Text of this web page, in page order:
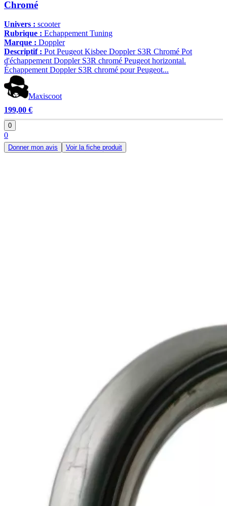
Chromé
Univers : scooter
Rubrique : Echappement Tuning
Marque : Doppler
Descriptif : Pot Peugeot Kisbee Doppler S3R Chromé Pot
d'échappement Doppler S3R chromé Peugeot horizontal.
Échappement Doppler S3R chromé pour Peugeot...
Maxiscoot
199,00 €
0
0
Donner mon avis Voir la fiche produit